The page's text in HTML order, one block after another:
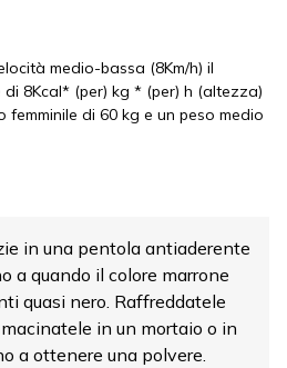
medio-bassa (8Km/h) il
di 8Kcal* (per) kg * (per) h (altezza)
femminile di 60 kg e un peso medio
in una pentola antiaderente
a quando il colore marrone
quasi nero. Raffreddatele
in un mortaio o in
a ottenere una polvere.